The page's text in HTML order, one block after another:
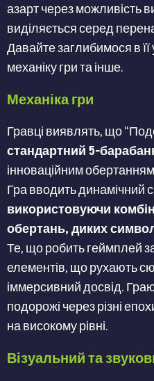
азарт через можливість
виділяється серед
Давайте заглибимося в її
механіку гри та інше.
Механіка гри
Гравці виявлять, що
стандартний 5-
інноваційним
Гра вводить динамічний
використовуючи
обертань, диких
Те, що робить геймплей
елементів, що рухають
іммерсивний досвід.
подорожі через різні
на високому рівні.
Візуальний та